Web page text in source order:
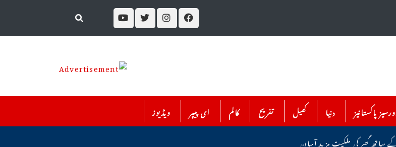
پاکستانیز دنیا کھیل تفریح کالم ای پیپر ویڈیوز
ساتھ گھر کی ملکیت مزید آسان